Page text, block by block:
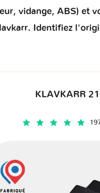
vidange, ABS) et
Identifiez
KLAVKARR